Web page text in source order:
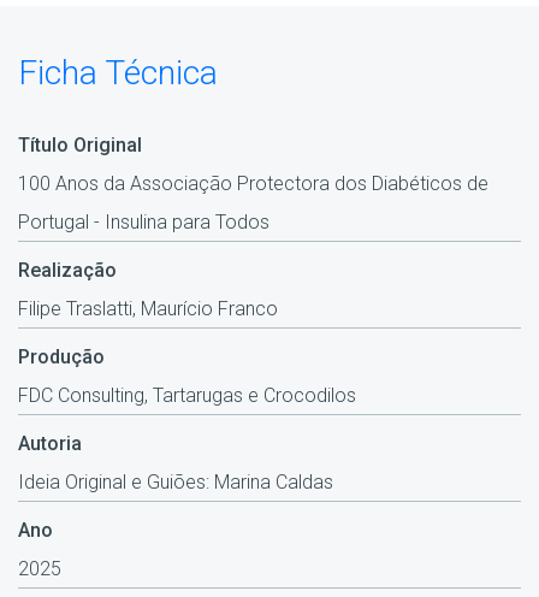
Ficha Técnica
Título Original
100 Anos da Associação Protectora dos Diabéticos de
Portugal - Insulina para Todos
Realização
Filipe Traslatti, Maurício Franco
Produção
FDC Consulting, Tartarugas e Crocodilos
Autoria
Ideia Original e Guiões: Marina Caldas
Ano
2025